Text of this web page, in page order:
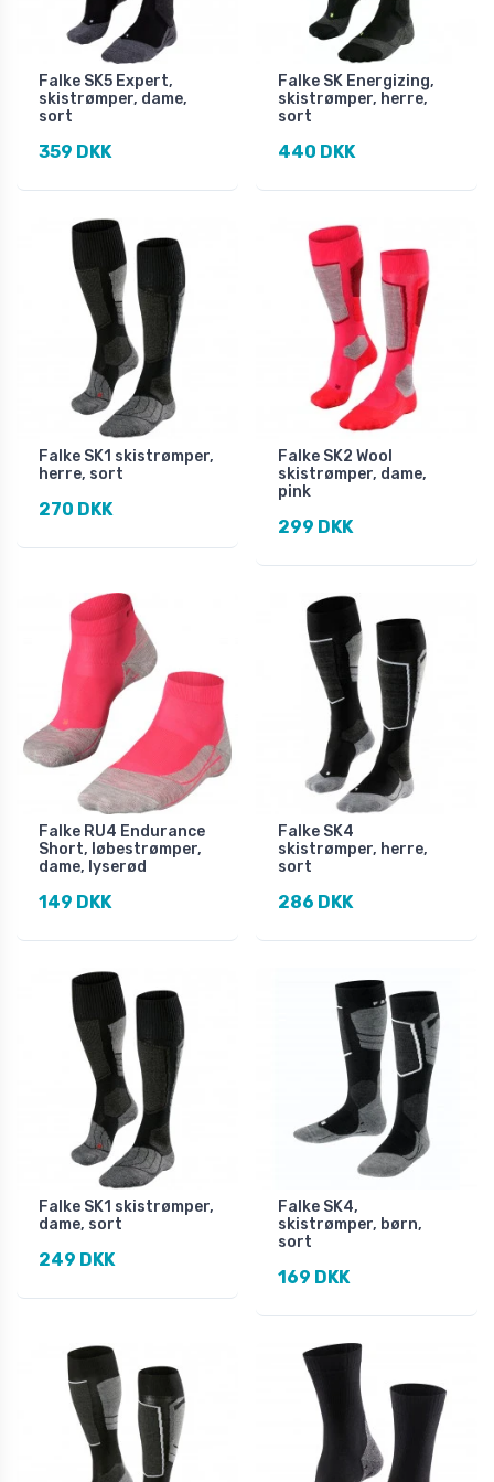
Falke SK5 Expert,
skistrømper, dame,
sort
359 DKK
Falke SK Energizing,
skistrømper, herre,
sort
440 DKK
Falke SK1 skistrømper,
herre, sort
270 DKK
Falke SK2 Wool
skistrømper, dame,
pink
299 DKK
Falke RU4 Endurance
Short, løbestrømper,
dame, lyserød
149 DKK
Falke SK4
skistrømper, herre,
sort
286 DKK
Falke SK1 skistrømper,
dame, sort
249 DKK
Falke SK4,
skistrømper, børn,
sort
169 DKK